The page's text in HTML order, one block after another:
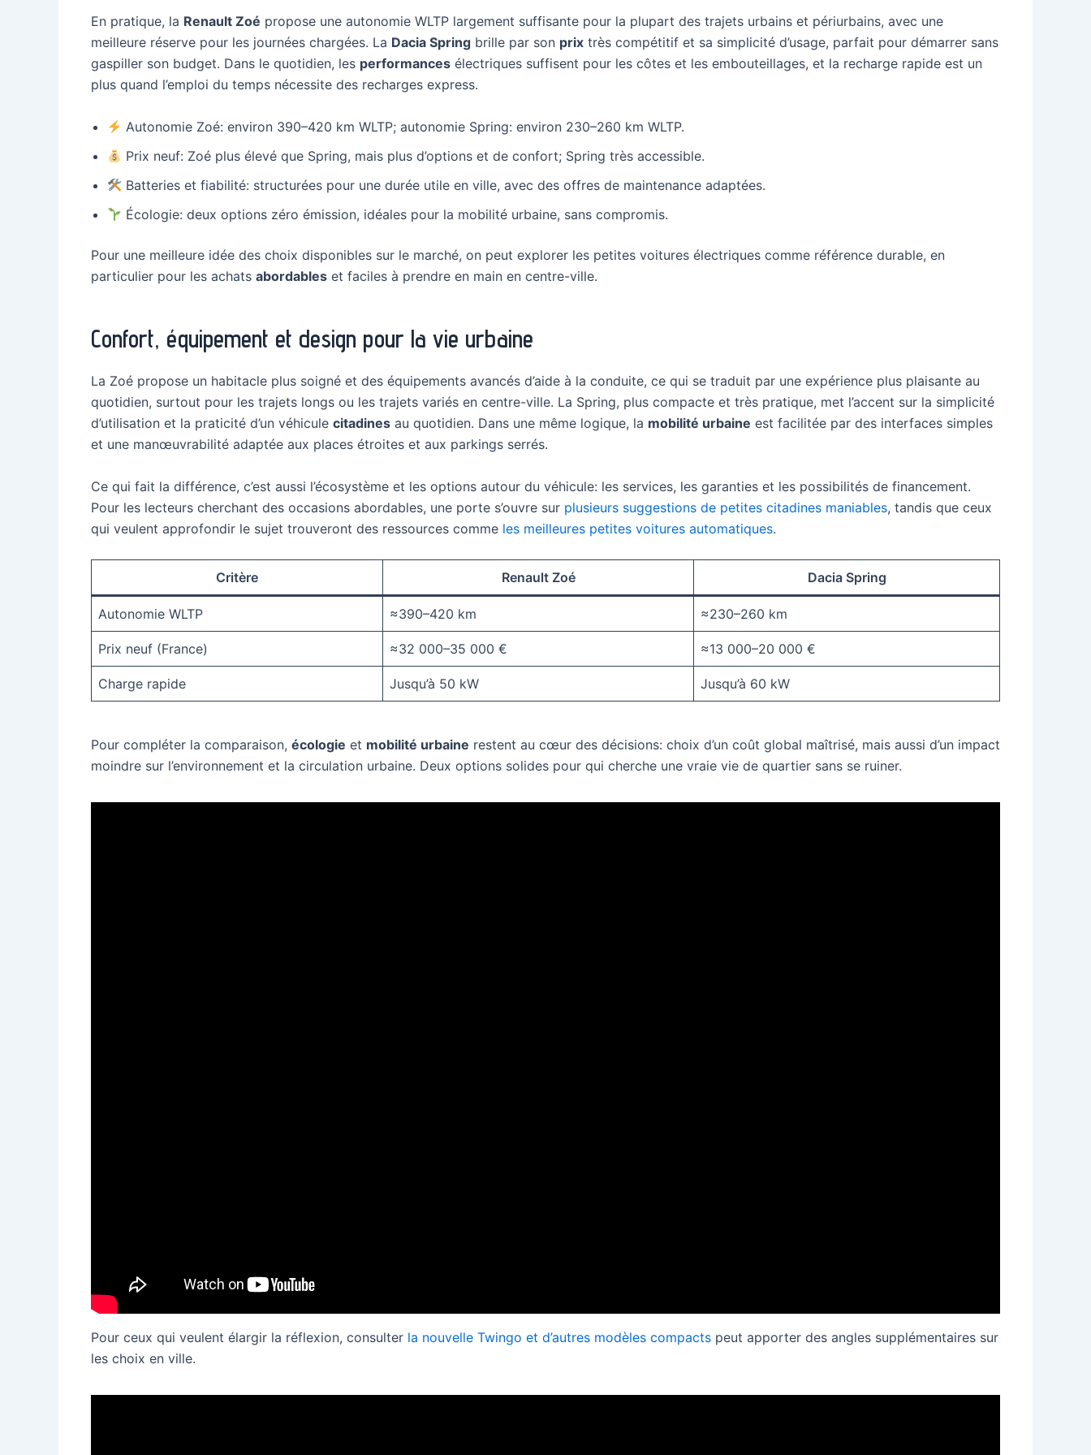
En pratique, la Renault Zoé propose une autonomie WLTP largement suffisante pour la plupart des trajets urbains et périurbains, avec une
meilleure réserve pour les journées chargées. La Dacia Spring brille par son prix très compétitif et sa simplicité d’usage, parfait pour démarrer sans
gaspiller son budget. Dans le quotidien, les performances électriques suffisent pour les côtes et les embouteillages, et la recharge rapide est un
plus quand l’emploi du temps nécessite des recharges express.
Autonomie Zoé: environ 390–420 km WLTP; autonomie Spring: environ 230–260 km WLTP.
Prix neuf: Zoé plus élevé que Spring, mais plus d’options et de confort; Spring très accessible.
Batteries et fiabilité: structurées pour une durée utile en ville, avec des offres de maintenance adaptées.
Écologie: deux options zéro émission, idéales pour la mobilité urbaine, sans compromis.
Pour une meilleure idée des choix disponibles sur le marché, on peut explorer les petites voitures électriques comme référence durable, en
particulier pour les achats abordables et faciles à prendre en main en centre-ville.
Confort, équipement et design pour la vie urbaine
La Zoé propose un habitacle plus soigné et des équipements avancés d’aide à la conduite, ce qui se traduit par une expérience plus plaisante au
quotidien, surtout pour les trajets longs ou les trajets variés en centre-ville. La Spring, plus compacte et très pratique, met l’accent sur la simplicité
d’utilisation et la praticité d’un véhicule citadines au quotidien. Dans une même logique, la mobilité urbaine est facilitée par des interfaces simples
et une manœuvrabilité adaptée aux places étroites et aux parkings serrés.
Ce qui fait la différence, c’est aussi l’écosystème et les options autour du véhicule: les services, les garanties et les possibilités de financement.
Pour les lecteurs cherchant des occasions abordables, une porte s’ouvre sur plusieurs suggestions de petites citadines maniables, tandis que ceux
qui veulent approfondir le sujet trouveront des ressources comme les meilleures petites voitures automatiques.
Critère Renault Zoé Dacia Spring
Autonomie WLTP ≈390–420 km ≈230–260 km
Prix neuf (France) ≈32 000–35 000 € ≈13 000–20 000 €
Charge rapide Jusqu’à 50 kW Jusqu’à 60 kW
Pour compléter la comparaison, écologie et mobilité urbaine restent au cœur des décisions: choix d’un coût global maîtrisé, mais aussi d’un impact
moindre sur l’environnement et la circulation urbaine. Deux options solides pour qui cherche une vraie vie de quartier sans se ruiner.
Pour ceux qui veulent élargir la réflexion, consulter la nouvelle Twingo et d’autres modèles compacts peut apporter des angles supplémentaires sur
les choix en ville.